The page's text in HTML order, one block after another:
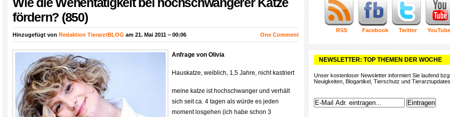
fördern? (850)
Hinzugefügt von Redaktion TierarztBLOG am 21. Mai 2011 – 00:06 One Comment
Anfrage von Olivia
Hauskatze, weiblich, 1,5 Jahre, nicht kastriert
meine katze ist hochschwanger und verhält
sich seit ca. 4 tagen als würde es jeden
moment losgehen (ich habe schon 3
RSS Facebook Twitter YouTube
NEWSLETTER: TOP THEMEN DER WOCHE
Unser kostenloser Newsletter informiert Sie laufend
Neuigkeiten, Blogartikel, Tierschutz und